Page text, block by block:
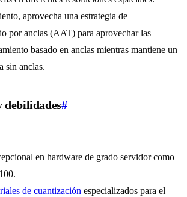
aprovecha una estrategia de
por anclas (AAT) para aprovechar las
basado en anclas mientras mantiene un
sin anclas.
debilidades#
en hardware de grado servidor como
de cuantización especializados para el